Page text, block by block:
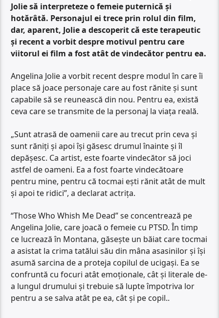
Jolie să interpreteze o femeie puternică și
hotărâtă. Personajul ei trece prin rolul din film,
dar, aparent, Jolie a descoperit că este terapeutic
și recent a vorbit despre motivul pentru care
viitorul ei film a fost atât de vindecător pentru ea.
Angelina Jolie a vorbit recent despre modul în care îi
place să joace personaje care au fost rănite și sunt
capabile să se reunească din nou. Pentru ea, există
ceva care se transmite de la personaj la viața reală.
„Sunt atrasă de oamenii care au trecut prin ceva și
sunt răniți și apoi își găsesc drumul înainte și îl
depășesc. Ca artist, este foarte vindecător să joci
astfel de oameni. Ea a fost foarte vindecătoare
pentru mine, pentru că tocmai ești rănit atât de mult
și apoi te ridici”, a declarat actrița.
“Those Who Whish Me Dead” se concentrează pe
Angelina Jolie, care joacă o femeie cu PTSD. În timp
ce lucrează în Montana, găsește un băiat care tocmai
a asistat la crima tatălui său din mâna asasinilor și își
asumă sarcina de a proteja copilul de ucigași. Ea se
confruntă cu focuri atât emoționale, cât și literale de-
a lungul drumului și trebuie să lupte împotriva lor
pentru a se salva atât pe ea, cât și pe copil..